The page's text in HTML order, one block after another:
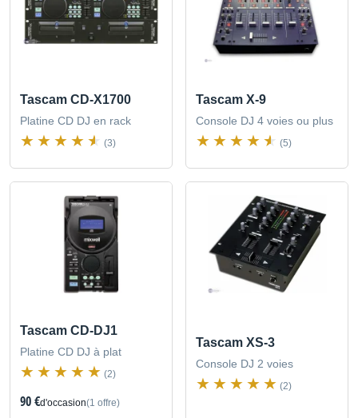
Tascam CD-X1700
Platine CD DJ en rack
(3)
Tascam X-9
Console DJ 4 voies ou plus
(5)
Tascam CD-DJ1
Platine CD DJ à plat
(2)
90 €d'occasion(1 offre)
Tascam XS-3
Console DJ 2 voies
(2)